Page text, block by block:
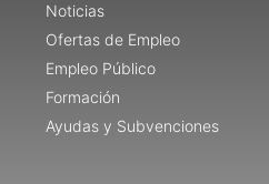
Noticias
Ofertas de Empleo
Empleo Público
Formación
Ayudas y Subvenciones